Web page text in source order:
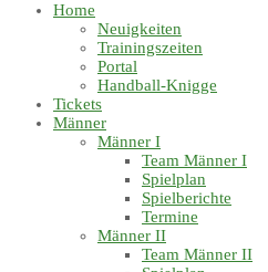
Home
Neuigkeiten
Trainingszeiten
Portal
Handball-Knigge
Tickets
Männer
Männer I
Team Männer I
Spielplan
Spielberichte
Termine
Männer II
Team Männer II